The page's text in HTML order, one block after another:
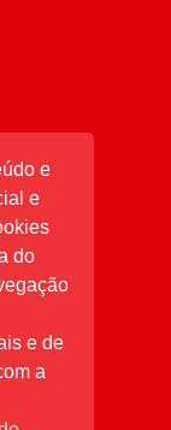
e
e
do
e de
a